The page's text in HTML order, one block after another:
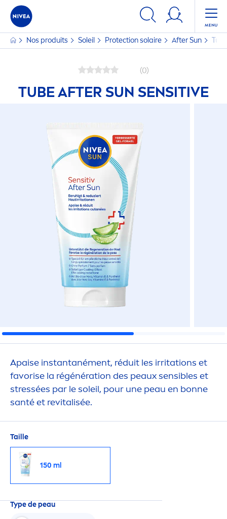
Nos produits Soleil Protection solaire AfterSun
(0)
TUBE AFTER SUN SENSITIVE
Apaise instantanément, réduit les irritations et
favorise la régénération des peaux sensibles et
stressées par le soleil, pour une peau en bonne
santé et revitalisée.
Taille
150 ml
Type de peau